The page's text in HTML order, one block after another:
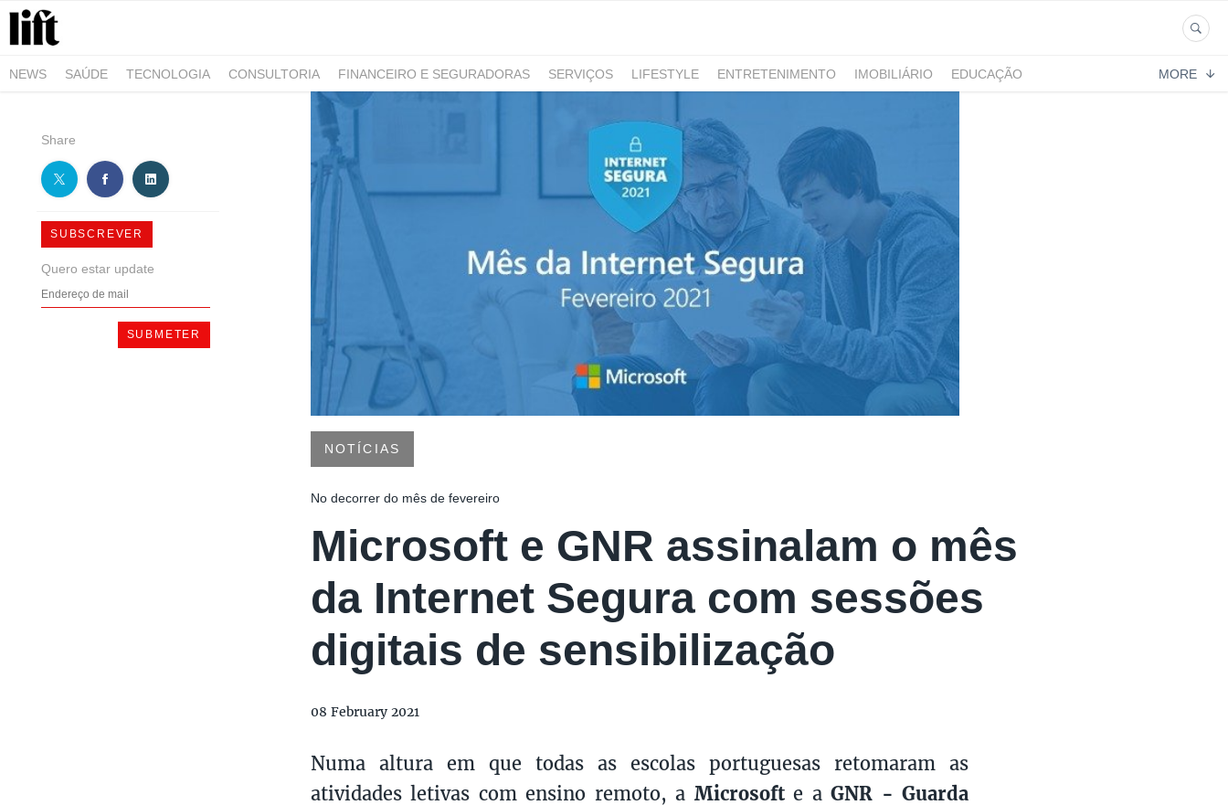
NEWS SAÚDE TECNOLOGIA CONSULTORIA FINANCEIRO E SEGURADORAS SERVIÇOS LIFESTYLE ENTRETENIMENTO IMOBILIÁRIO
EDUCAÇÃO
ARQUITETURA
MORE
Share
SUBSCREVER
Quero estar update
NOTÍCIAS
No decorrer do mês de fevereiro
Microsoft e GNR assinalam o mês
da Internet Segura com sessões
digitais de sensibilização
08 February 2021
Numa altura em que todas as escolas portuguesas retomaram as
atividades letivas com ensino remoto, a Microsofte aGNR - Guarda